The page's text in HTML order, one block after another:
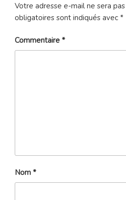
Votre adresse e-mail ne sera
obligatoires sont indiqués avec *
Commentaire *
Nom *